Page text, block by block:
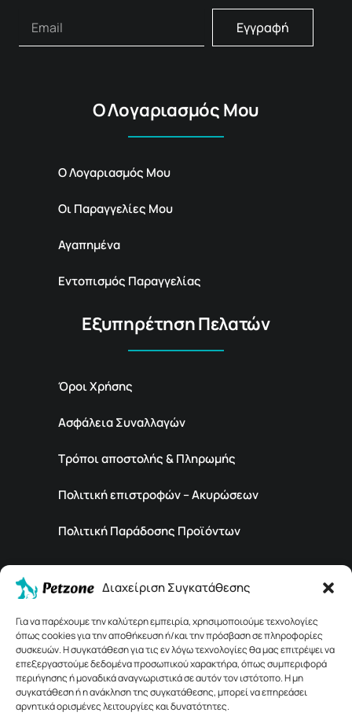
Διαχείριση Συγκατάθεσης
Για να παρέχουμε την καλύτερη εμπειρία, χρησιμοποιούμε τεχνολογίες
όπως cookies για την αποθήκευση ή/και την πρόσβαση σε πληροφορίες
συσκευών. Η συγκατάθεση για τις εν λόγω τεχνολογίες θα μας επιτρέψει να
επεξεργαστούμε δεδομένα προσωπικού χαρακτήρα, όπως συμπεριφορά
περιήγησης ή μοναδικά αναγνωριστικά σε αυτόν τον ιστότοπο. Η μη
συγκατάθεση ή η ανάκληση της συγκατάθεσης, μπορεί να επηρεάσει
αρνητικά ορισμένες λειτουργίες και δυνατότητες.
Εγγραφή
Ο Λογαριασμός Μου
Ο Λογαριασμός Μου
Οι Παραγγελίες Μου
Αγαπημένα
Εντοπισμός Παραγγελίας
Εξυπηρέτηση Πελατών
Όροι Χρήσης
Ασφάλεια Συναλλαγών
Τρόποι αποστολής & Πληρωμής
Πολιτική επιστροφών – Ακυρώσεων
Πολιτική Παράδοσης Προϊόντων
Εταιρεία
Επικοινωνία
Ερωτήσεις